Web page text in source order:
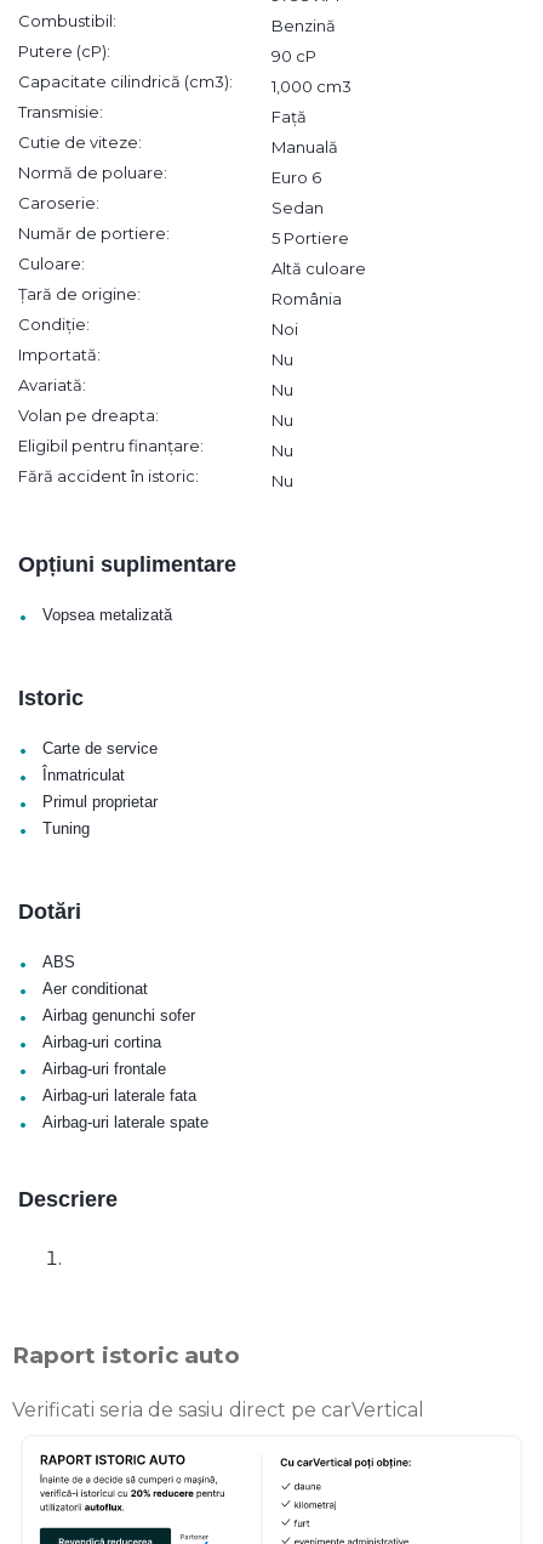
Combustibil:
Benzină
Putere (cP):
90 cP
Capacitate cilindrică (cm3):
1,000 cm3
Transmisie:
Față
Cutie de viteze:
Manuală
Normă de poluare:
Euro 6
Caroserie:
Sedan
Număr de portiere:
5 Portiere
Culoare:
Altă culoare
Țară de origine:
România
Condiție:
Noi
Importată:
Nu
Avariată:
Nu
Volan pe dreapta:
Nu
Eligibil pentru finanțare:
Nu
Fără accident în istoric:
Nu
Opțiuni suplimentare
• Vopsea metalizată
Istoric
• Carte de service
• Înmatriculat
• Primul proprietar
• Tuning
Dotări
• ABS
• Aer conditionat
• Airbag genunchi sofer
• Airbag-uri cortina
• Airbag-uri frontale
• Airbag-uri laterale fata
• Airbag-uri laterale spate
Descriere
Raport istoric auto
Verificati seria de sasiu direct pe carVertical